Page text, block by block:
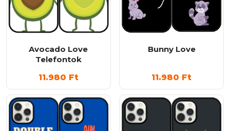
Avocado Love
Telefontok
11.980 Ft
Bunny Love
11.980 Ft